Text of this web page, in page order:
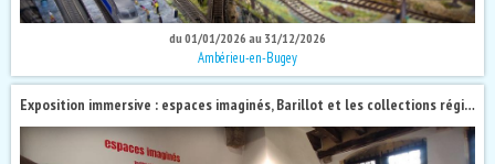
du 01/01/2026 au 31/12/2026
Ambérieu-en-Bugey
Exposition immersive : espaces imaginés, Barillot et les collections régionales